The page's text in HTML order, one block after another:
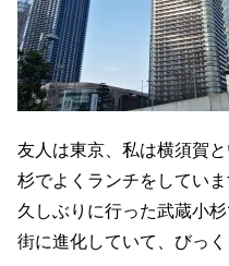
友人は東京、私は横須賀
杉でよくランチをしていま
久しぶりに行った武蔵小
街に進化していて、びっく